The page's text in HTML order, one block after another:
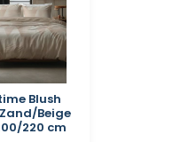
Blush
Beige
220 cm